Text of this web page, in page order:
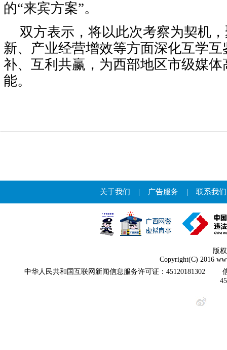
的“来宾方案”。
双方表示，将以此次考察为契机
新、产业经营增效等方面深化互学
补、互利共赢，为西部地区市级媒
能。
关于我们 | 广告服务 | 联系我们
版
Copyright(C) 2016
中华人民共和国互联网新闻信息服务许可证：45120181302